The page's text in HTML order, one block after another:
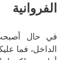
الفروانية
في حال
الداخل، فما